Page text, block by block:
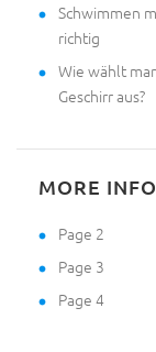
Schwimmen
richtig
Wie wählt
Geschirr aus?
MORE
Page 2
Page 3
Page 4